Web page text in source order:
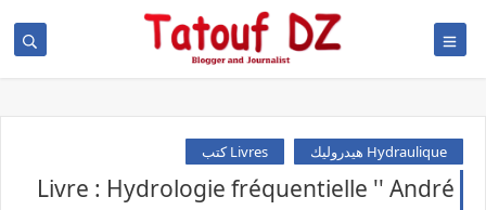
Hydraulique هيدروليك Livres كتب
Livre : Hydrologie fréquentielle '' André